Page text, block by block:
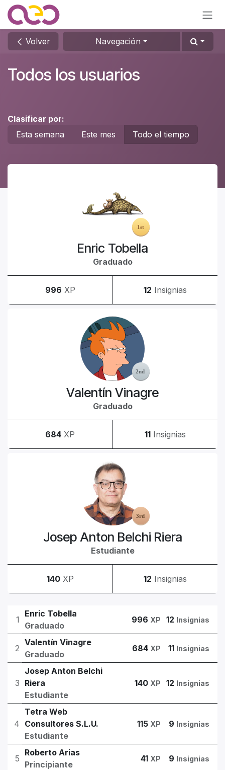
Ir al contenido
Volver Navegación
Todos los usuarios
Clasificar por:
Esta semana
Este mes Todo el tiempo
Enric Tobella
Graduado
996 XP 12 Insignias
Valentín Vinagre
Graduado
684 XP 11 Insignias
Josep Anton Belchi Riera
Estudiante
140 XP 12 Insignias
1
Enric Tobella
Graduado
996 XP 12 Insignias
2
Valentín Vinagre
Graduado
684 XP 11 Insignias
3
Josep Anton Belchi
Riera
Estudiante
140 XP 12 Insignias
4
Tetra Web
Consultores S.L.U.
Estudiante
115 XP 9 Insignias
5
Roberto Arias
Principiante
41 XP 9 Insignias